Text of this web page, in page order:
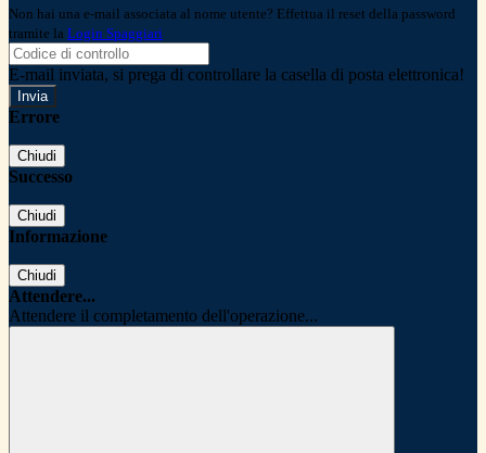
Non hai una e-mail associata al nome utente? Effettua il reset della password
tramite la Login Spaggiari
E-mail inviata, si prega di controllare la casella di posta elettronica!
Errore
Chiudi
Successo
Chiudi
Informazione
Chiudi
Attendere...
Attendere il completamento dell'operazione...